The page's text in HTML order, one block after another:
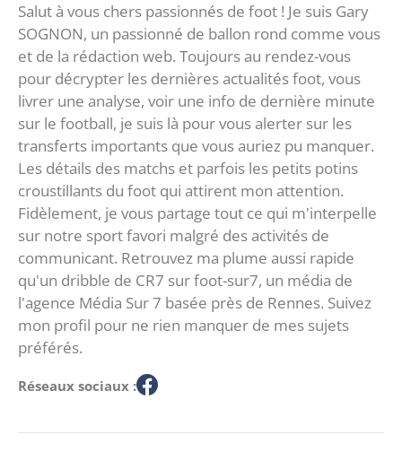
Salut à vous chers passionnés de foot ! Je suis Gary
SOGNON, un passionné de ballon rond comme vous
et de la rédaction web. Toujours au rendez-vous
pour décrypter les dernières actualités foot, vous
livrer une analyse, voir une info de dernière minute
sur le football, je suis là pour vous alerter sur les
transferts importants que vous auriez pu manquer.
Les détails des matchs et parfois les petits potins
croustillants du foot qui attirent mon attention.
Fidèlement, je vous partage tout ce qui m'interpelle
sur notre sport favori malgré des activités de
communicant. Retrouvez ma plume aussi rapide
qu'un dribble de CR7 sur foot-sur7, un média de
l'agence Média Sur 7 basée près de Rennes. Suivez
mon profil pour ne rien manquer de mes sujets
préférés.
Réseaux sociaux :